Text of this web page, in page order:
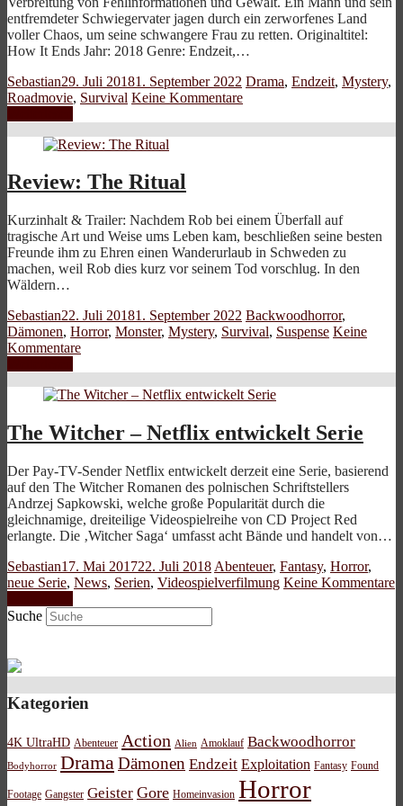
entfremdeter Schwiegervater jagen durch ein zerworfenes Land
voller Chaos, um seine schwangere Frau zu retten. Originaltitel:
How It Ends Jahr: 2018 Genre: Endzeit,…
Sebastian29. Juli 20181. September 2022 Drama, Endzeit, Mystery,
Roadmovie, Survival Keine Kommentare
Review: The Ritual
Kurzinhalt & Trailer: Nachdem Rob bei einem Überfall auf
tragische Art und Weise ums Leben kam, beschließen seine besten
Freunde ihm zu Ehren einen Wanderurlaub in Schweden zu
machen, weil Rob dies kurz vor seinem Tod vorschlug. In den
Wäldern…
Sebastian22. Juli 20181. September 2022 Backwoodhorror,
Dämonen, Horror, Monster, Mystery, Survival, Suspense Keine
Kommentare
The Witcher – Netflix entwickelt Serie
Der Pay-TV-Sender Netflix entwickelt derzeit eine Serie, basierend
auf den The Witcher Romanen des polnischen Schriftstellers
Andrzej Sapkowski, welche große Popularität durch die
gleichnamige, dreiteilige Videospielreihe von CD Project Red
erlangte. Die ‚Witcher Saga‘ umfasst acht Bände und handelt von…
Sebastian17. Mai 201722. Juli 2018 Abenteuer, Fantasy, Horror,
neue Serie, News, Serien, Videospielverfilmung Keine Kommentare
Suche
Kategorien
4K UltraHD Abenteuer Action Alien Amoklauf Backwoodhorror
Bodyhorror Drama Dämonen Endzeit Exploitation Fantasy Found
Footage Gangster Geister Gore Homeinvasion Horror